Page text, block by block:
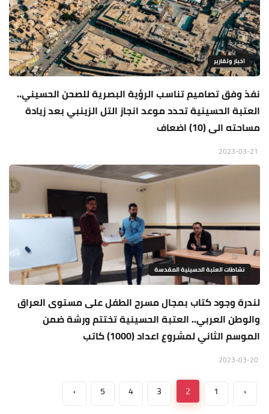
اخبار وتقارير
نفذ وفق تصاميم تناسب الرؤية البصرية للصحن الحسيني..
العتبة الحسينية تحدد موعد انجاز التل الزينبي بعد زيادة
مساحته الى (10) اضعاف
نشاطات العتبة الحسينية المقدسة
لندرة وجود كتاب بمجال مسرح الطفل على مستوى العراق
والوطن العربي.. العتبة الحسينية تختتم ورشة ضمن
الموسم الثاني لمشروع اعداد (1000) كاتب
‹
1
2
3
4
5
›